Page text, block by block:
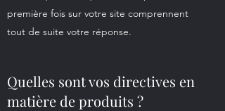
première fois sur votre site comprennent
tout de suite votre réponse.
Quelles sont vos directives en
matière de produits ?